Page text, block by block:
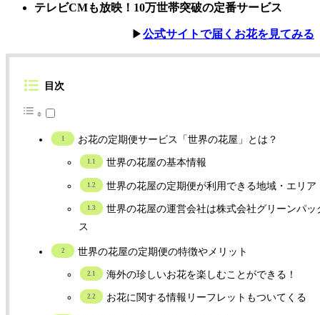
テレビCMも放映！10万世帯突破の定番サービス
▶︎公式サイトで届くお花を見てみる
目次
お花の定期便サービス「世界の花屋」とは？
世界の花屋の基本情報
世界の花屋の定期便が利用できる地域・エリア
世界の花屋の運営会社は株式会社グリーンパッ
ス
世界の花屋の定期便の特徴やメリット
海外の珍しいお花を楽しむことができる！
お花に関する情報リーフレットもついてくる